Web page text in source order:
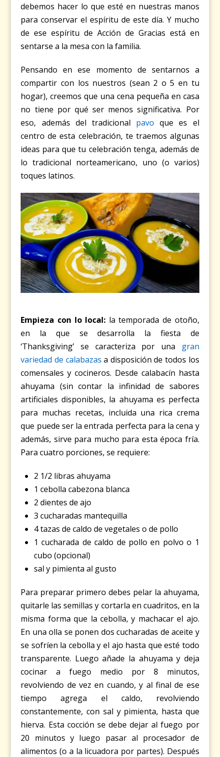
debemos hacer lo que esté en nuestras manos
para conservar el espíritu de este día. Y mucho
de ese espíritu de Acción de Gracias está en
sentarse a la mesa con la familia.
Pensando en ese momento de sentarnos a
compartir con los nuestros (sean 2 o 5 en tu
hogar), creemos que una cena pequeña en casa
no tiene por qué ser menos significativa. Por
eso, además del tradicional pavo que es el
centro de esta celebración, te traemos algunas
ideas para que tu celebración tenga, además de
lo tradicional norteamericano, uno (o varios)
toques latinos.
Empieza con lo local: la temporada de otoño,
en la que se desarrolla la fiesta de
‘Thanksgiving’ se caracteriza por una gran
variedad de calabazas a disposición de todos los
comensales y cocineros. Desde calabacín hasta
ahuyama (sin contar la infinidad de sabores
artificiales disponibles, la ahuyama es perfecta
para muchas recetas, incluida una rica crema
que puede ser la entrada perfecta para la cena y
además, sirve para mucho para esta época fría.
Para cuatro porciones, se requiere:
2 1/2 libras ahuyama
1 cebolla cabezona blanca
2 dientes de ajo
3 cucharadas mantequilla
4 tazas de caldo de vegetales o de pollo
1 cucharada de caldo de pollo en polvo o 1
cubo (opcional)
sal y pimienta al gusto
Para preparar primero debes pelar la ahuyama,
quitarle las semillas y cortarla en cuadritos, en la
misma forma que la cebolla, y machacar el ajo.
En una olla se ponen dos cucharadas de aceite y
se sofríen la cebolla y el ajo hasta que esté todo
transparente. Luego añade la ahuyama y deja
cocinar a fuego medio por 8 minutos,
revolviendo de vez en cuando, y al final de ese
tiempo agrega el caldo, revolviendo
constantemente, con sal y pimienta, hasta que
hierva. Esta cocción se debe dejar al fuego por
20 minutos y luego pasar al procesador de
alimentos (o a la licuadora por partes). Después